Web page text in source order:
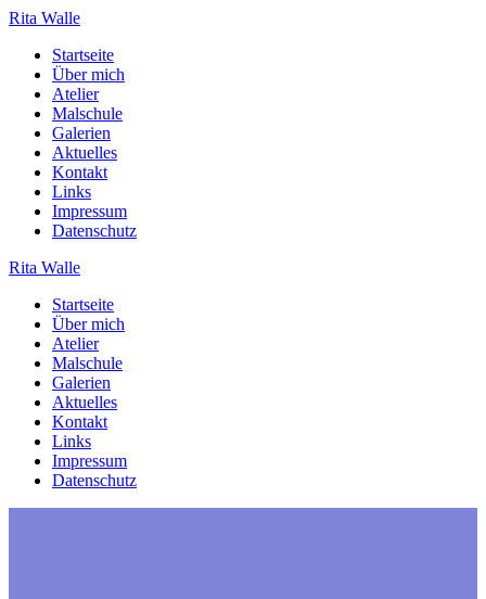
Zum
springen
Rita Walle
Startseite
Über mich
Atelier
Malschule
Galerien
Aktuelles
Kontakt
Links
Impressum
Datenschutz
Rita Walle
Startseite
Über mich
Atelier
Malschule
Galerien
Aktuelles
Kontakt
Links
Impressum
Datenschutz